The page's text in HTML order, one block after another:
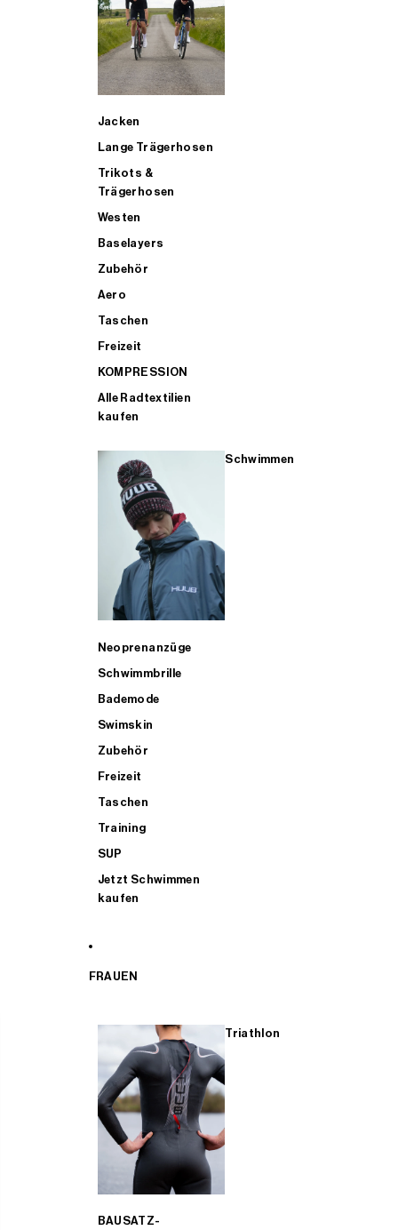
Jacken
Lange Trägerhosen
Trikots &
Trägerhosen
Westen
Baselayers
Zubehör
Aero
Taschen
Freizeit
KOMPRESSION
Alle Radtextilien
kaufen
Schwimmen
Neoprenanzüge
Schwimmbrille
Bademode
Swimskin
Zubehör
Freizeit
Taschen
Training
SUP
Jetzt Schwimmen
kaufen
FRAUEN
Triathlon
BAUSATZ-
ALLE TRIATHLONARTIKEL FÜR MÄNNER KAUFEN